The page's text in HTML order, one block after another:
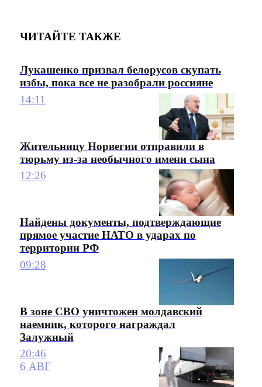
ЧИТАЙТЕ ТАКЖЕ
Лукашенко призвал белорусов скупать
избы, пока все не разобрали россияне
14:11
Жительницу Норвегии отправили в
тюрьму из-за необычного имени сына
12:26
Найдены документы, подтверждающие
прямое участие НАТО в ударах по
территории РФ
09:28
В зоне СВО уничтожен молдавский
наемник, которого награждал
Залужный
20:46
6 АВГ